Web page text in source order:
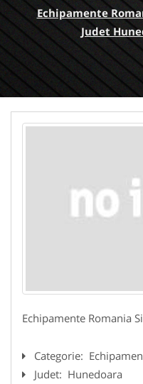
Echipamente
Judet
Echipamente Romania
Categorie:
Judet: Hunedoara